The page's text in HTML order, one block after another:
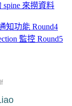
spine 來撈資料
知功能 Round4
監控 Round5